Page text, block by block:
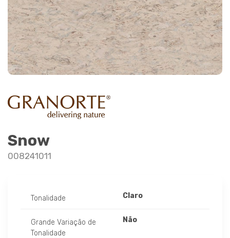
Snow
008241011
Tonalidade Claro
Grande Variação de
Tonalidade
Não